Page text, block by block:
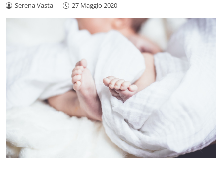
Serena Vasta - 27 Maggio 2020